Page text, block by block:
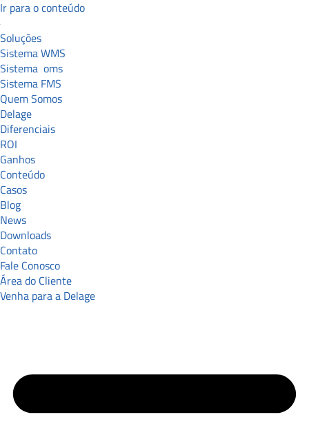
Ir para o conteúdo
Soluções
Sistema WMS
Sistema oms
Sistema FMS
Quem Somos
Delage
Diferenciais
ROI
Ganhos
Conteúdo
Casos
Blog
News
Downloads
Contato
Fale Conosco
Área do Cliente
Venha para a Delage